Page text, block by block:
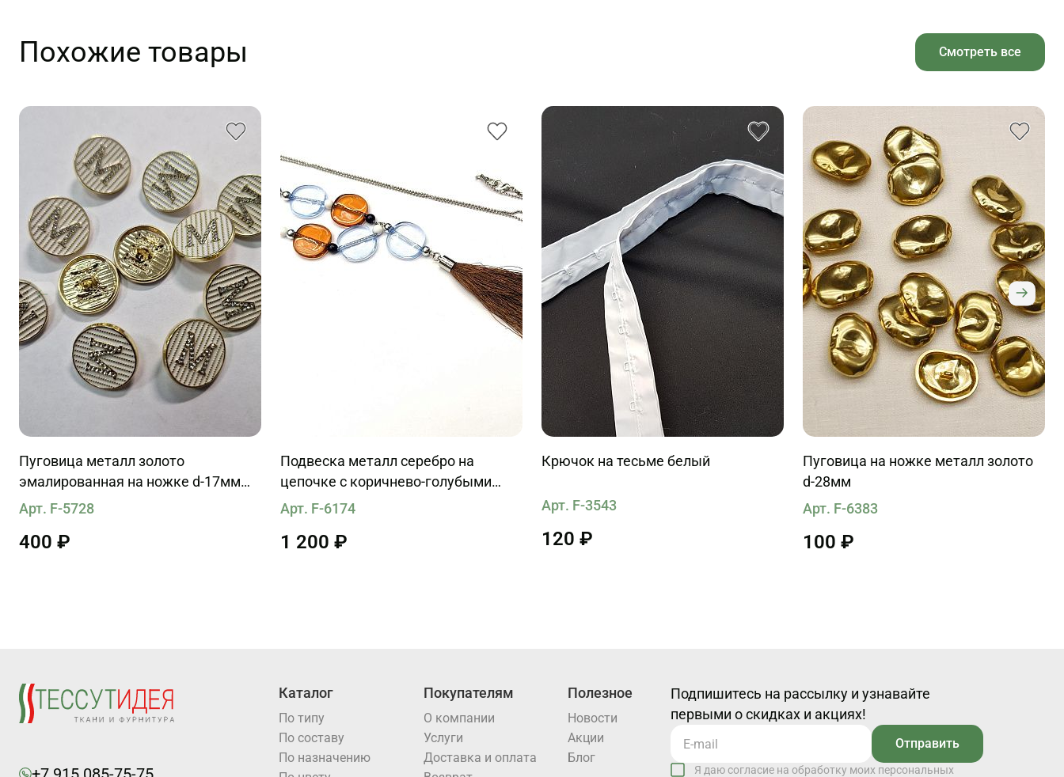
Похожие товары Смотреть все
Пуговица металл золото
эмалированная на ножке d-17мм
буква "М" из страз на белом
Арт. F-5728
400 ₽
Подвеска металл серебро на
цепочке с коричнево-голубыми
камнями и кисточкой 50см
Арт. F-6174
1 200 ₽
Крючок на тесьме белый
Арт. F-3543
120 ₽
Пуговица на ножке металл золото
d-28мм
Арт. F-6383
100 ₽
Каталог
По типу
По составу
По назначению
Покупателям
О компании
Услуги
Доставка и оплата
Полезное
Новости
Акции
Блог
Подпишитесь на рассылку и узнавайте
первыми о скидках и акциях!
Отправить
Я даю согласие на обработку моих персональных